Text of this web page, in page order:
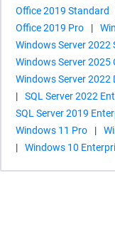
Office 2019 Standard
Office 2019 Pro
|
Windows Server 2022
Windows Server 2025
Windows Server 2022
|
SQL Server 2022
SQL Server 2019
Windows 11 Pro
|
|
Windows 10